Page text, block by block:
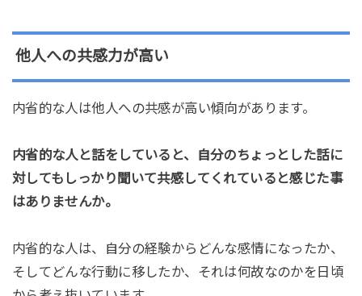
他人への共感力が高い
内省的な人は他人への共感が高い傾向があります。
内省的な人と話をしていると、自分のちょっとした話に
対してもしっかり聞いて共感してくれていると感じた事
はありませんか。
内省的な人は、自分の経験からどんな感情になったか、
そしてどんな行動に移したか、それは何故なのかを日頃